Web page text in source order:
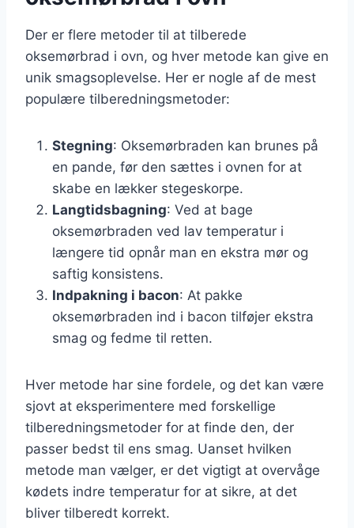
Der er flere metoder til at tilberede
oksemørbrad i ovn, og hver metode kan give en
unik smagsoplevelse. Her er nogle af de mest
populære tilberedningsmetoder:
Stegning: Oksemørbraden kan brunes på
en pande, før den sættes i ovnen for at
skabe en lækker stegeskorpe.
Langtidsbagning: Ved at bage
oksemørbraden ved lav temperatur i
længere tid opnår man en ekstra mør og
saftig konsistens.
Indpakning i bacon: At pakke
oksemørbraden ind i bacon tilføjer ekstra
smag og fedme til retten.
Hver metode har sine fordele, og det kan være
sjovt at eksperimentere med forskellige
tilberedningsmetoder for at finde den, der
passer bedst til ens smag. Uanset hvilken
metode man vælger, er det vigtigt at overvåge
kødets indre temperatur for at sikre, at det
bliver tilberedt korrekt.